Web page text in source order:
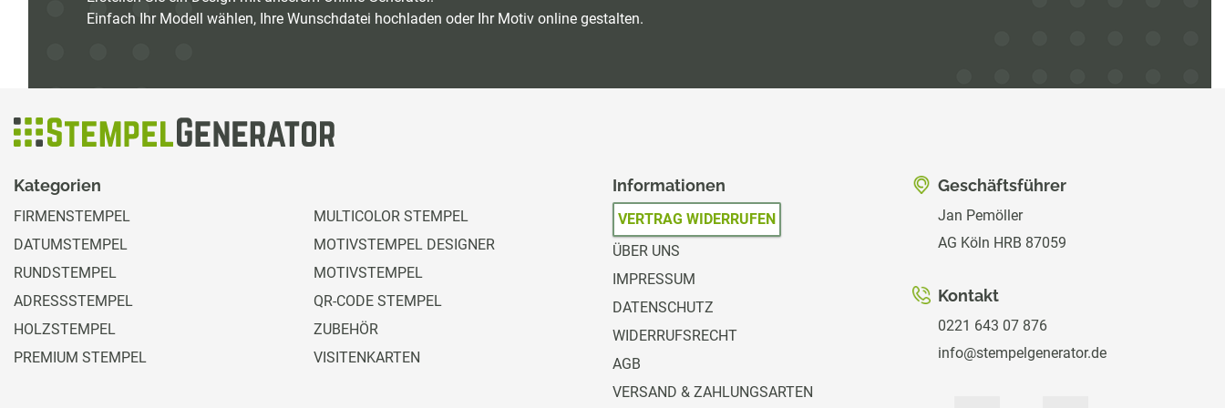
Einfach Ihr Modell wählen, Ihre Wunschdatei hochladen oder Ihr Motiv online gestalten.
Kategorien
FIRMENSTEMPEL
DATUMSTEMPEL
RUNDSTEMPEL
ADRESSSTEMPEL
HOLZSTEMPEL
PREMIUM STEMPEL
MULTICOLOR STEMPEL
MOTIVSTEMPEL DESIGNER
MOTIVSTEMPEL
QR-CODE STEMPEL
ZUBEHÖR
VISITENKARTEN
Informationen
VERTRAG WIDERRUFEN
ÜBER UNS
IMPRESSUM
DATENSCHUTZ
WIDERRUFSRECHT
AGB
VERSAND & ZAHLUNGSARTEN
Geschäftsführer
Jan Pemöller
AG Köln HRB 87059
Kontakt
0221 643 07 876
info@stempelgenerator.de